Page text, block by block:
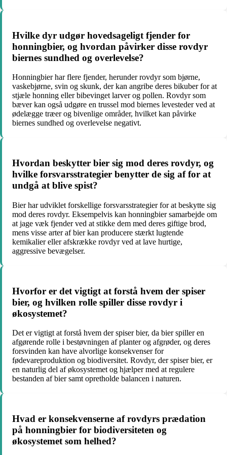
Hvilke dyr udgør hovedsageligt fjender for
honningbier, og hvordan påvirker disse rovdyr
biernes sundhed og overlevelse?
Honningbier har flere fjender, herunder rovdyr som bjørne,
vaskebjørne, svin og skunk, der kan angribe deres bikuber for at
stjæle honning eller bibevinget larver og pollen. Rovdyr som
bæver kan også udgøre en trussel mod biernes levesteder ved at
ødelægge træer og bivenlige områder, hvilket kan påvirke
biernes sundhed og overlevelse negativt.
Hvordan beskytter bier sig mod deres rovdyr, og
hvilke forsvarsstrategier benytter de sig af for at
undgå at blive spist?
Bier har udviklet forskellige forsvarsstrategier for at beskytte sig
mod deres rovdyr. Eksempelvis kan honningbier samarbejde om
at jage væk fjender ved at stikke dem med deres giftige brod,
mens visse arter af bier kan producere stærkt lugtende
kemikalier eller afskrække rovdyr ved at lave hurtige,
aggressive bevægelser.
Hvorfor er det vigtigt at forstå hvem der spiser
bier, og hvilken rolle spiller disse rovdyr i
økosystemet?
Det er vigtigt at forstå hvem der spiser bier, da bier spiller en
afgørende rolle i bestøvningen af planter og afgrøder, og deres
forsvinden kan have alvorlige konsekvenser for
fødevareproduktion og biodiversitet. Rovdyr, der spiser bier, er
en naturlig del af økosystemet og hjælper med at regulere
bestanden af bier samt opretholde balancen i naturen.
Hvad er konsekvenserne af rovdyrs prædation
på honningbier for biodiversiteten og
økosystemet som helhed?